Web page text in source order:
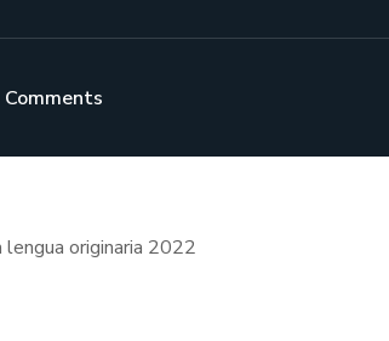
Comments
lengua originaria 2022